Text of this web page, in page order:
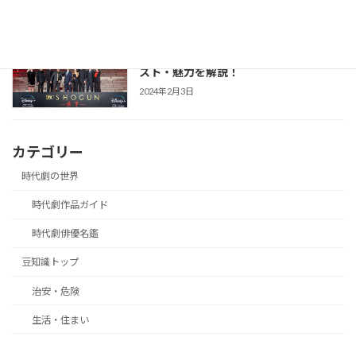
スト・魅力を解説！
2024年2月3日
カテゴリー
時代劇の世界
時代劇作品ガイド
時代劇俳優名鑑
豆知識トップ
治安・危険
生活・住まい